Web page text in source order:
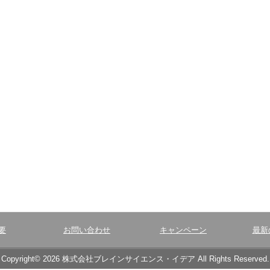
お問い合わせ キャンペーン 最新
Copyright© 2026 株式会社ブレインサイエンス・イデア All Rights Reserved.